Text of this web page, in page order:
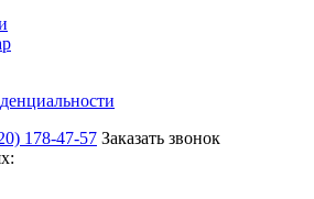
178-47-57 Заказать звонок